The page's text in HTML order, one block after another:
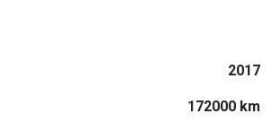
2017
172000 km